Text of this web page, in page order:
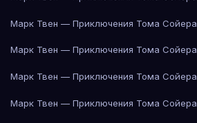
Марк Твен — Приключения Тома Сойера
Марк Твен — Приключения Тома Сойера
Марк Твен — Приключения Тома Сойера
Марк Твен — Приключения Тома Сойера